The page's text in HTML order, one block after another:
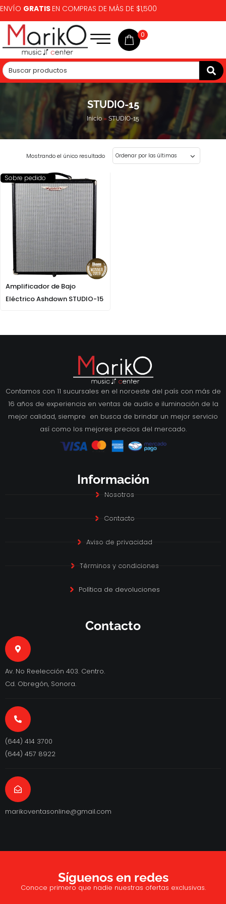
ENVÍO GRATIS EN COMPRAS DE MÁS DE $1,500
0
STUDIO-15
Inicio » STUDIO-15
Mostrando el único resultado
Sobre pedido
Amplificador de Bajo
Eléctrico Ashdown STUDIO-15
Contamos con 11 sucursales en el noroeste del país con más de
16 años de experiencia en ventas de audio e iluminación de la
mejor calidad, siempre en busca de brindar un mejor servicio
así como los mejores precios del mercado.
Información
Nosotros
Contacto
Aviso de privacidad
Términos y condiciones
Política de devoluciones
Contacto
Av. No Reelección 403. Centro.
Cd. Obregón, Sonora.
(644) 414 3700
(644) 457 8922
marikoventasonline@gmail.com
Síguenos en redes
Conoce primero que nadie nuestras ofertas exclusivas.